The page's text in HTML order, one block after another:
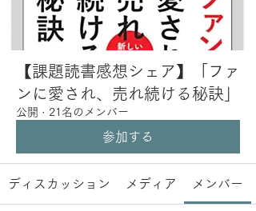
【課題読書感想シェア】「ファ
ンに愛され、売れ続ける秘訣」
公開 · 21名のメンバー
参加する
ディスカッション メディア メンバー